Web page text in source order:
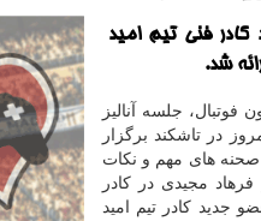
فنی تیم امید
شد.
جلسه آنالیز
در تاشكند برگزار
های مهم و نكات
فرهاد مجیدی در كادر
جدید كادر تیم امید